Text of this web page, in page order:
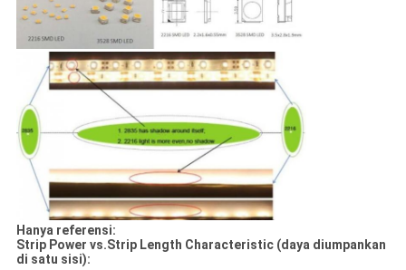
Hanya referensi:
Strip Power vs.Strip Length Characteristic (daya diumpankan
di satu sisi):